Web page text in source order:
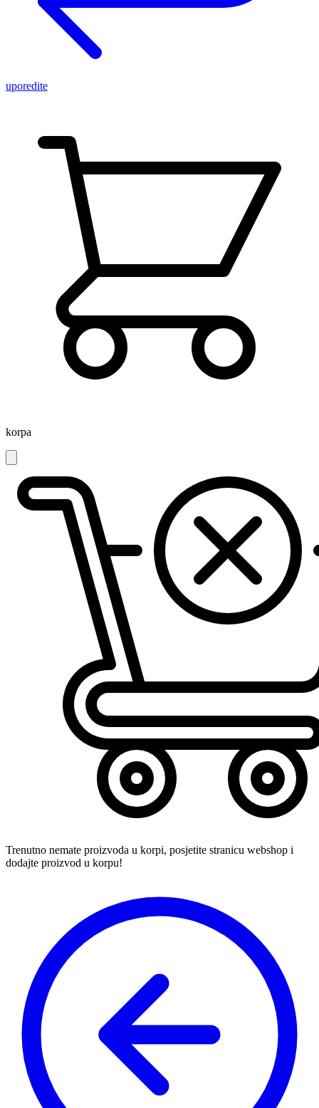
uporedite
korpa
Trenutno nemate proizvoda u korpi, posjetite stranicu webshop i
dodajte proizvod u korpu!